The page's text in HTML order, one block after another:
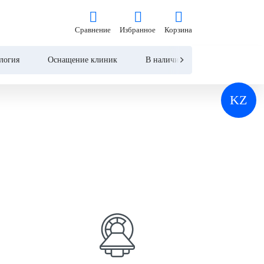
KZ
Сравнение
Сравнение
Избранное Корзина
Оснащение клиник В наличии